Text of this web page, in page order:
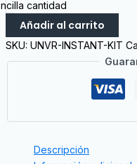
cantidad
Añadir al carrito
SKU: UNVR-INSTANT-KIT
Descripción